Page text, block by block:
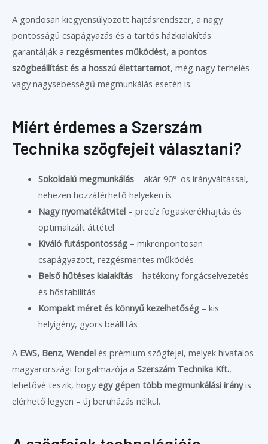
A gondosan kiegyensúlyozott hajtásrendszer, a nagy
pontosságú csapágyazás és a tartós házkialakítás
garantálják a rezgésmentes működést, a pontos
szögbeállítást és a hosszú élettartamot, még nagy terhelés
vagy nagysebességű megmunkálás esetén is.
Miért érdemes a Szerszám
Technika szögfejeit választani?
Sokoldalú megmunkálás– akár 90°-os irányváltással,
nehezen hozzáférhető helyeken is
Nagy nyomatékátvitel– precíz fogaskerékhajtás és
optimalizált áttétel
Kiváló futáspontosság– mikronpontosan
csapágyazott, rezgésmentes működés
Belső hűtéses kialakítás– hatékony forgácselvezetés
és hőstabilitás
Kompakt méret és könnyű kezelhetőség– kis
helyigény, gyors beállítás
A EWS, Benz, Wendel és prémium szögfejei, melyek hivatalos
magyarországi forgalmazója a Szerszám Technika Kft.,
lehetővé teszik, hogy egy gépen több megmunkálási irányis
elérhető legyen – új beruházás nélkül.